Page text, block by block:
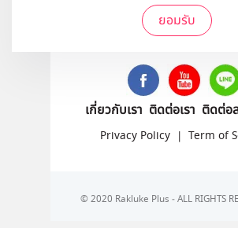
ยอมรับ
ติดตามเราได้ที่
เกี่ยวกับเรา ติดต่อเรา ติดต่อ
Privacy Policy | Term of
© 2020 Rakluke Plus - ALL RIGHTS